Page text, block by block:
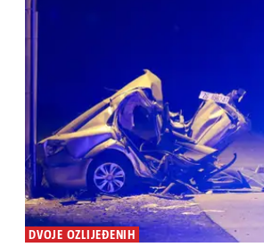
DVOJE OZLIJEĐENIH